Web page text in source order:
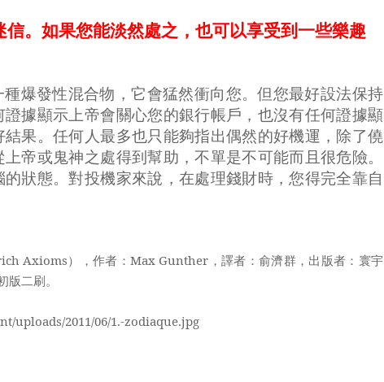
信。如果您能淡然處之，也可以享受到一些樂趣
爆發性混合物，它會猛然衝向您。但您最好設法保持
據顯示上帝會關心您的銀行帳戶，也沒有任何證據顯
果。任何人最多也只能夠指出偶然的好機運，除了僥
帝或鬼神之處得到幫助，不單是不可能而且很危險。
狀態。對投機家來說，在處理錢財時，您得完全靠自
Axioms），作者：Max Gunther ，譯者：俞濟群，出版者：寰宇
版二刷。
uploads/2011/06/1.-zodiaque.jpg